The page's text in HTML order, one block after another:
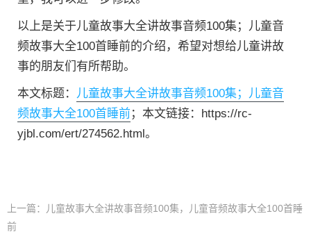
以上是关于儿童故事大全讲故事音频100集；儿童音
频故事大全100首睡前的介绍，希望对想给儿童讲故
事的朋友们有所帮助。
本文标题： 儿童故事大全讲故事音频100集；儿童音
频故事大全100首睡前 ；本文链接：https://rc-
yjbl.com/ert/274562.html。
上一篇：
儿童故事大全讲故事音频100集，儿童音频故事大全100首睡
前